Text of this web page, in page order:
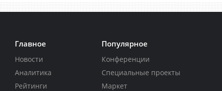
Главное
Новости
Аналитика
Рейтинги
Популярное
Конференции
Специальные проекты
Маркет